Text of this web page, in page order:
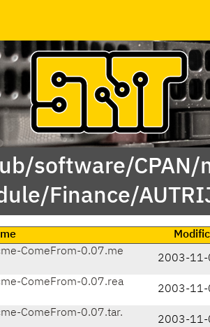
software/CPAN/
Finance/
ComeFrom-0.07.me
2003-11-
ComeFrom-0.07.rea
2003-11-
ComeFrom-0.07.tar.
2003-11-